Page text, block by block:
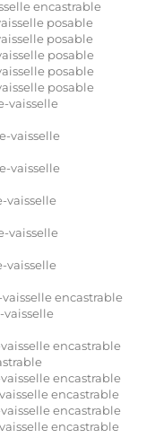
encastrable
posable
posable
posable
posable
posable
vaisselle
vaisselle
vaisselle
vaisselle
vaisselle
vaisselle
vaisselle encastrable
vaisselle
vaisselle encastrable
vaisselle encastrable
vaisselle encastrable
vaisselle encastrable
vaisselle encastrable